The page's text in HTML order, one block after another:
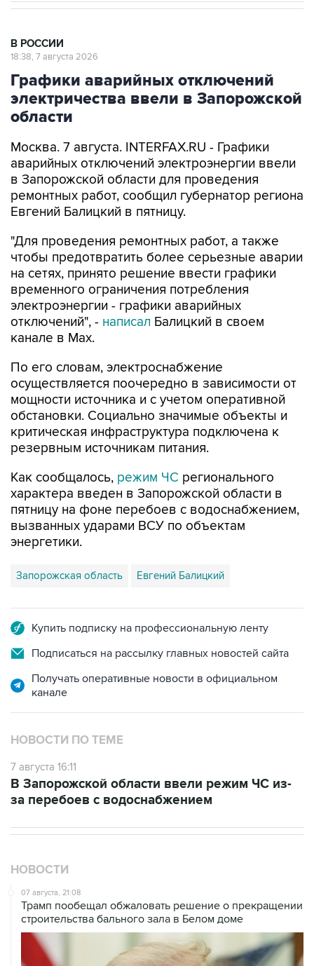
В РОССИИ
18:38, 7 августа 2026
Графики аварийных отключений
электричества ввели в Запорожской
области
Москва. 7 августа. INTERFAX.RU - Графики
аварийных отключений электроэнергии ввели
в Запорожской области для проведения
ремонтных работ, сообщил губернатор региона
Евгений Балицкий в пятницу.
"Для проведения ремонтных работ, а также
чтобы предотвратить более серьезные аварии
на сетях, принято решение ввести графики
временного ограничения потребления
электроэнергии - графики аварийных
отключений", - написал Балицкий в своем
канале в Max.
По его словам, электроснабжение
осуществляется поочередно в зависимости от
мощности источника и с учетом оперативной
обстановки. Социально значимые объекты и
критическая инфраструктура подключена к
резервным источникам питания.
Как сообщалось, режим ЧС регионального
характера введен в Запорожской области в
пятницу на фоне перебоев с водоснабжением,
вызванных ударами ВСУ по объектам
энергетики.
Запорожская область Евгений Балицкий
Купить подписку на профессиональную ленту
Подписаться на рассылку главных новостей сайта
Получать оперативные новости в официальном
канале
НОВОСТИ ПО ТЕМЕ
7 августа 16:11
В Запорожской области ввели режим ЧС из-
за перебоев с водоснабжением
НОВОСТИ
07 августа, 21:08
Трамп пообещал обжаловать решение о прекращении
строительства бального зала в Белом доме